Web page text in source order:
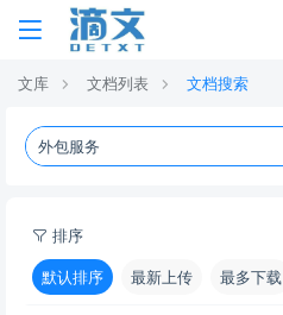
文库 文档列表 文档搜索
排序
默认排序
最新上传 最多下载